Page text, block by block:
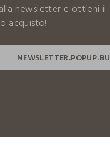
newsletter e ottieni il
acquisto!